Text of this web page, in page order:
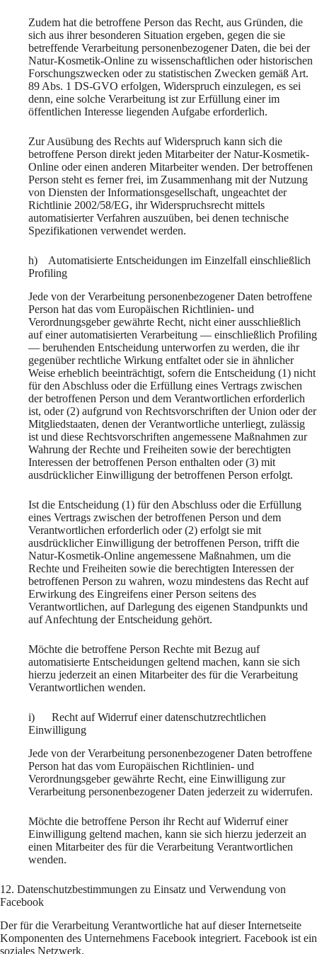
Zudem hat die betroffene Person das Recht, aus Gründen, die
sich aus ihrer besonderen Situation ergeben, gegen die sie
betreffende Verarbeitung personenbezogener Daten, die bei der
Natur-Kosmetik-Online zu wissenschaftlichen oder historischen
Forschungszwecken oder zu statistischen Zwecken gemäß Art.
89 Abs. 1 DS-GVO erfolgen, Widerspruch einzulegen, es sei
denn, eine solche Verarbeitung ist zur Erfüllung einer im
öffentlichen Interesse liegenden Aufgabe erforderlich.
Zur Ausübung des Rechts auf Widerspruch kann sich die
betroffene Person direkt jeden Mitarbeiter der Natur-Kosmetik-
Online oder einen anderen Mitarbeiter wenden. Der betroffenen
Person steht es ferner frei, im Zusammenhang mit der Nutzung
von Diensten der Informationsgesellschaft, ungeachtet der
Richtlinie 2002/58/EG, ihr Widerspruchsrecht mittels
automatisierter Verfahren auszuüben, bei denen technische
Spezifikationen verwendet werden.
h) Automatisierte Entscheidungen im Einzelfall einschließlich
Profiling
Jede von der Verarbeitung personenbezogener Daten betroffene
Person hat das vom Europäischen Richtlinien- und
Verordnungsgeber gewährte Recht, nicht einer ausschließlich
auf einer automatisierten Verarbeitung — einschließlich Profiling
— beruhenden Entscheidung unterworfen zu werden, die ihr
gegenüber rechtliche Wirkung entfaltet oder sie in ähnlicher
Weise erheblich beeinträchtigt, sofern die Entscheidung (1) nicht
für den Abschluss oder die Erfüllung eines Vertrags zwischen
der betroffenen Person und dem Verantwortlichen erforderlich
ist, oder (2) aufgrund von Rechtsvorschriften der Union oder der
Mitgliedstaaten, denen der Verantwortliche unterliegt, zulässig
ist und diese Rechtsvorschriften angemessene Maßnahmen zur
Wahrung der Rechte und Freiheiten sowie der berechtigten
Interessen der betroffenen Person enthalten oder (3) mit
ausdrücklicher Einwilligung der betroffenen Person erfolgt.
Ist die Entscheidung (1) für den Abschluss oder die Erfüllung
eines Vertrags zwischen der betroffenen Person und dem
Verantwortlichen erforderlich oder (2) erfolgt sie mit
ausdrücklicher Einwilligung der betroffenen Person, trifft die
Natur-Kosmetik-Online angemessene Maßnahmen, um die
Rechte und Freiheiten sowie die berechtigten Interessen der
betroffenen Person zu wahren, wozu mindestens das Recht auf
Erwirkung des Eingreifens einer Person seitens des
Verantwortlichen, auf Darlegung des eigenen Standpunkts und
auf Anfechtung der Entscheidung gehört.
Möchte die betroffene Person Rechte mit Bezug auf
automatisierte Entscheidungen geltend machen, kann sie sich
hierzu jederzeit an einen Mitarbeiter des für die Verarbeitung
Verantwortlichen wenden.
i) Recht auf Widerruf einer datenschutzrechtlichen
Einwilligung
Jede von der Verarbeitung personenbezogener Daten betroffene
Person hat das vom Europäischen Richtlinien- und
Verordnungsgeber gewährte Recht, eine Einwilligung zur
Verarbeitung personenbezogener Daten jederzeit zu widerrufen.
Möchte die betroffene Person ihr Recht auf Widerruf einer
Einwilligung geltend machen, kann sie sich hierzu jederzeit an
einen Mitarbeiter des für die Verarbeitung Verantwortlichen
wenden.
12. Datenschutzbestimmungen zu Einsatz und Verwendung von
Facebook
Der für die Verarbeitung Verantwortliche hat auf dieser Internetseite
Komponenten des Unternehmens Facebook integriert. Facebook ist ein
soziales Netzwerk.